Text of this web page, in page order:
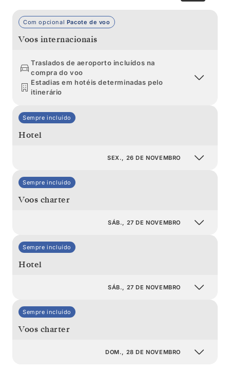
Com opcional Pacote de voo
Voos internacionais
Traslados de aeroporto incluídos na
compra do voo
Estadias em hotéis determinadas pelo
itinerário
Sempre incluído
Hotel
SEX., 26 DE NOVEMBRO
Sempre incluído
Voos charter
SÁB., 27 DE NOVEMBRO
Sempre incluído
Hotel
SÁB., 27 DE NOVEMBRO
Sempre incluído
Voos charter
DOM., 28 DE NOVEMBRO